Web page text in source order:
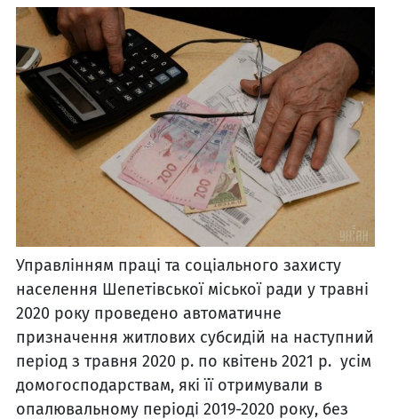
Управлінням праці та соціального захисту
населення Шепетівської міської ради у травні
2020 року проведено автоматичне
призначення житлових субсидій на наступний
період з травня 2020 р. по квітень 2021 р. усім
домогосподарствам, які її отримували в
опалювальному періоді 2019-2020 року, без